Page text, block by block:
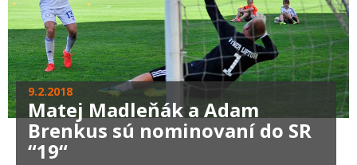
9.2.2018
Matej Madleňák a Adam
Brenkus sú nominovaní do SR
“19“